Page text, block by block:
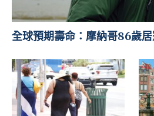
全球預期壽命：摩納哥86歲